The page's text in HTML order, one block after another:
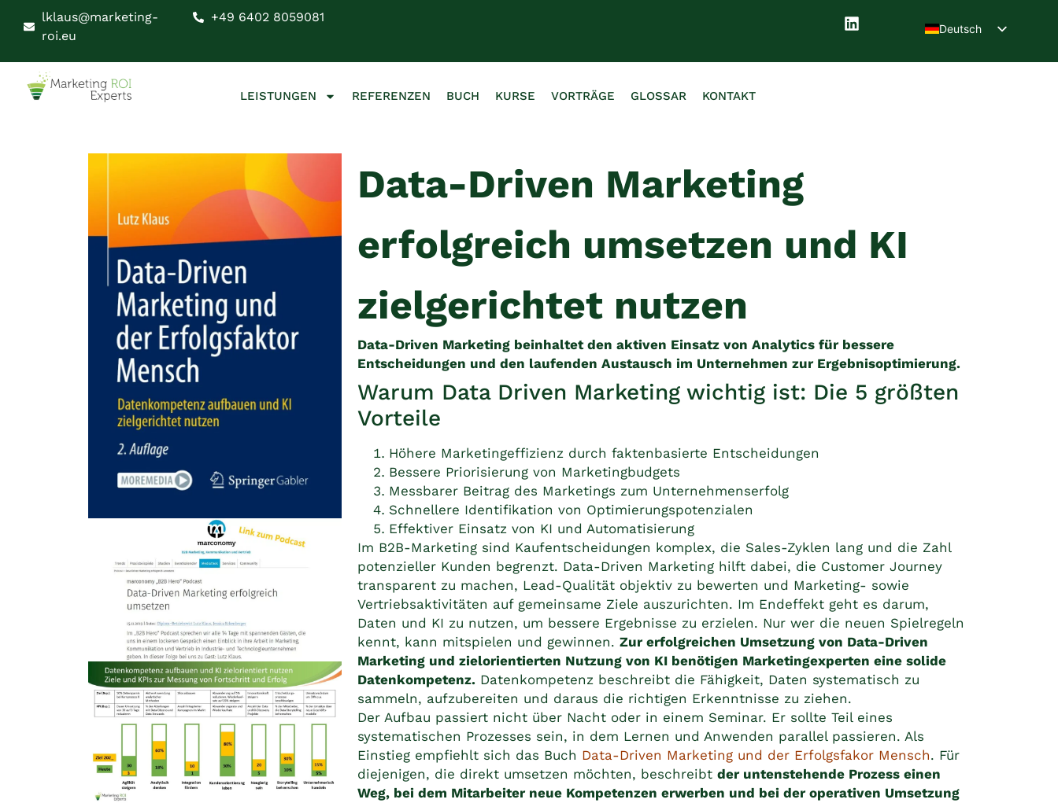
lklaus@marketing-
roi.eu
+49 6402 8059081
Deutsch
LEISTUNGEN REFERENZEN BUCH KURSE VORTRÄGE GLOSSAR KONTAKT
Data-Driven Marketing
erfolgreich umsetzen und KI
zielgerichtet nutzen
Data-Driven Marketing beinhaltet den aktiven Einsatz von Analytics für bessere
Entscheidungen und den laufenden Austausch im Unternehmen zur Ergebnisoptimierung.
Warum Data Driven Marketing wichtig ist: Die 5 größten
Vorteile
Höhere Marketingeffizienz durch faktenbasierte Entscheidungen
Bessere Priorisierung von Marketingbudgets
Messbarer Beitrag des Marketings zum Unternehmenserfolg
Schnellere Identifikation von Optimierungspotenzialen
Effektiver Einsatz von KI und Automatisierung
Im B2B-Marketing sind Kaufentscheidungen komplex, die Sales-Zyklen lang und die Zahl
potenzieller Kunden begrenzt. Data-Driven Marketing hilft dabei, die Customer Journey
transparent zu machen, Lead-Qualität objektiv zu bewerten und Marketing- sowie
Vertriebsaktivitäten auf gemeinsame Ziele auszurichten. Im Endeffekt geht es darum,
Daten und KI zu nutzen, um bessere Ergebnisse zu erzielen. Nur wer die neuen Spielregeln
kennt, kann mitspielen und gewinnen. Zur erfolgreichen Umsetzung von Data-Driven
Marketing und zielorientierten Nutzung von KI benötigen Marketingexperten eine solide
Datenkompetenz. Datenkompetenz beschreibt die Fähigkeit, Daten systematisch zu
sammeln, aufzubereiten und daraus die richtigen Erkenntnisse zu ziehen.
Der Aufbau passiert nicht über Nacht oder in einem Seminar. Er sollte Teil eines
systematischen Prozesses sein, in dem Lernen und Anwenden parallel passieren. Als
Einstieg empfiehlt sich das Buch Data-Driven Marketing und der Erfolgsfakor Mensch. Für
diejenigen, die direkt umsetzen möchten, beschreibt der untenstehende Prozess einen
Weg, bei dem Mitarbeiter neue Kompetenzen erwerben und bei der operativen Umsetzung